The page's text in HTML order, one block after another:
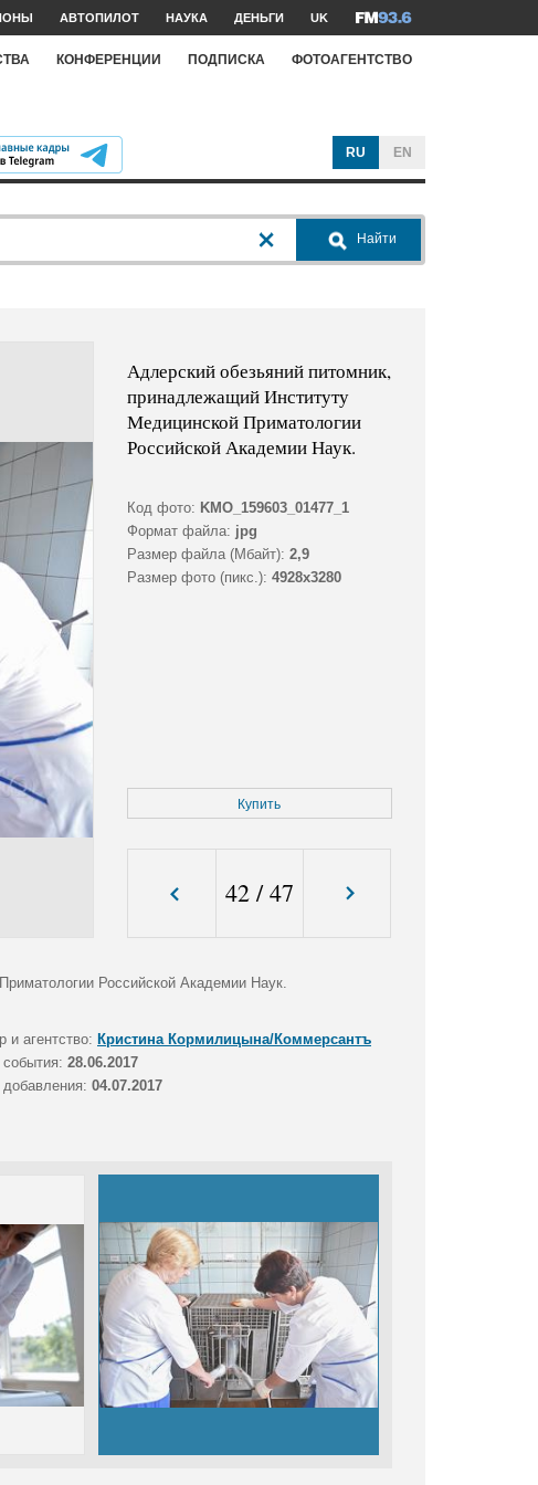
АВТОПИЛОТ НАУКА ДЕНЬГИ UK
КОНФЕРЕНЦИИ ПОДПИСКА ФОТОАГЕНТСТВО
RU EN
Найти
Адлерский обезьяний питомник,
принадлежащий Институту
Медицинской Приматологии
Российской Академии Наук.
Код фото: KMO_159603_01477_1
Формат файла: jpg
Размер файла (Мбайт): 2,9
Размер фото (пикс.): 4928x3280
Купить
42/47
Российской Академии Наук.
и агентство: Кристина Кормилицына/Коммерсантъ
28.06.2017
04.07.2017